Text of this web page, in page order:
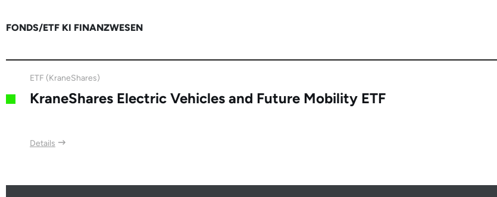
FONDS/ETF KI FINANZWESEN
ETF (KraneShares)
KraneShares Electric Vehicles and Future Mobility ETF
Details